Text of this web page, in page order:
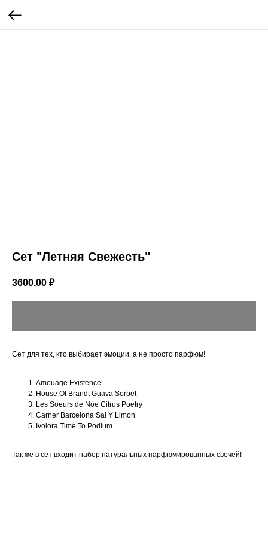
Сет "Летняя Свежесть"
3600,00 ₽
Сет для тех, кто выбирает эмоции, а не просто парфюм!
Amouage Existence
House Of Brandt Guava Sorbet
Les Soeurs de Noe Citrus Poetry
Carner Barcelona Sal Y Limon
Ivolora Time To Podium
Так же в сет входит набор натуральных парфюмированных свечей!